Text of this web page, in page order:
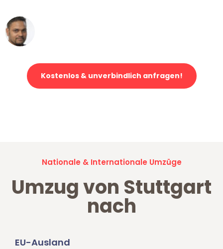
Kostenlos & unverbindlich anfragen!
Nationale & Internationale Umzüge
Umzug von Stuttgart
nach
EU-Ausland